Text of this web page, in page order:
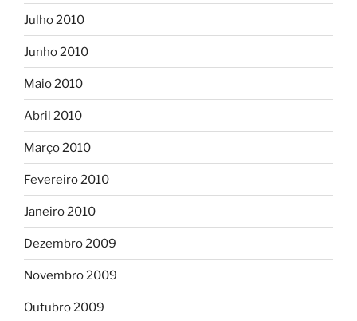
Julho 2010
Junho 2010
Maio 2010
Abril 2010
Março 2010
Fevereiro 2010
Janeiro 2010
Dezembro 2009
Novembro 2009
Outubro 2009